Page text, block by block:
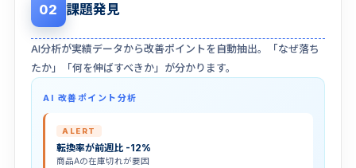
02 課題発見
AI分析が実績データから改善ポイントを自動抽出。「なぜ落ち
たか」「何を伸ばすべきか」が分かります。
AI 改善ポイント分析
ALERT
転換率が前週比 -12%
商品Aの在庫切れが要因